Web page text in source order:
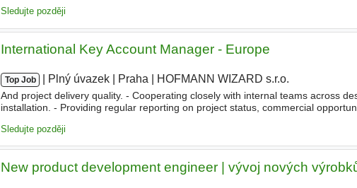
Sledujte později
International Key Account Manager - Europe
Top Job Plný úvazek Praha HOFMANN WIZARD s.r.o.
And project delivery quality. - Cooperating closely with internal teams across
installation. - Providing regular reporting on project status, commercial
Sledujte později
New product development engineer | vývoj nových